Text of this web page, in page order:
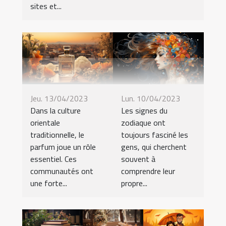
sites et...
Jeu. 13/04/2023
Dans la culture
orientale
traditionnelle, le
parfum joue un rôle
essentiel. Ces
communautés ont
une forte...
Lun. 10/04/2023
Les signes du
zodiaque ont
toujours fasciné les
gens, qui cherchent
souvent à
comprendre leur
propre...